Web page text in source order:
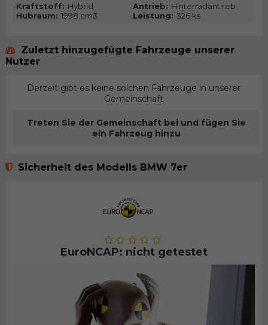
Kraftstoff: Hybrid Antrieb: Hinterradantireb
Hubraum: 1998 cm3 Leistung: 326 ks
Zuletzt hinzugefügte Fahrzeuge unserer
Nutzer
Derzeit gibt es keine solchen Fahrzeuge in unserer
Gemeinschaft
Treten Sie der Gemeinschaft bei und fügen Sie
ein Fahrzeug hinzu
Sicherheit des Modells BMW 7er
EuroNCAP: nicht getestet